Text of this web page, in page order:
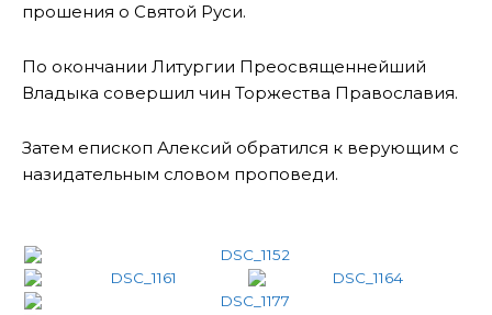
прошения о Святой Руси.
По окончании Литургии Преосвященнейший
Владыка совершил чин Торжества Православия.
Затем епископ Алексий обратился к верующим с
назидательным словом проповеди.